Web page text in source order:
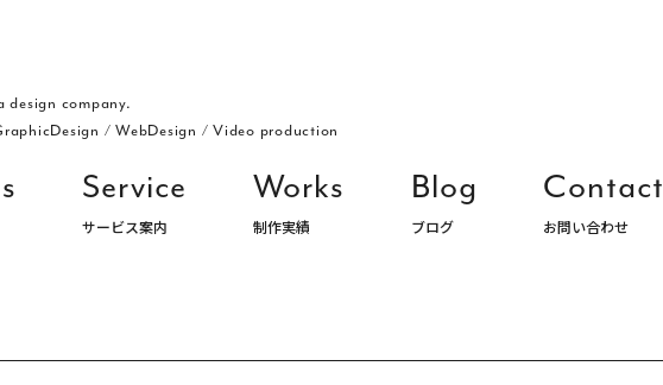
ディングデザイン・パッケージ・ロゴ デザイン事務所 株式会社アルジュナ
design company.
/WebDesign /Video production
Service
サービス案内
Works
制作実績
Blog
ブログ
Contact
お問い合わせ